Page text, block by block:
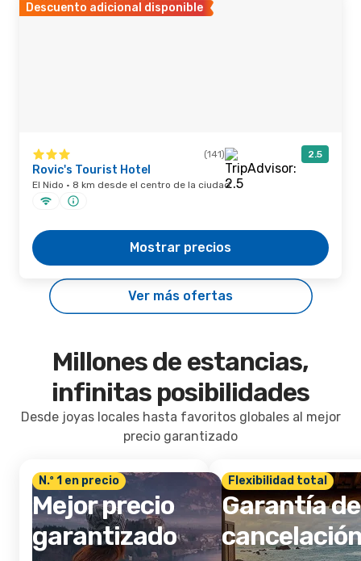
Descuento adicional disponible
(141) 2.5
Rovic's Tourist Hotel
El Nido · 8 km desde el centro de la ciudad
Mostrar precios
Ver más ofertas
Millones de estancias,
infinitas posibilidades
Desde joyas locales hasta favoritos globales al mejor
precio garantizado
N.º 1 en precio
Mejor precio
garantizado
Flexibilidad total
Garantía de